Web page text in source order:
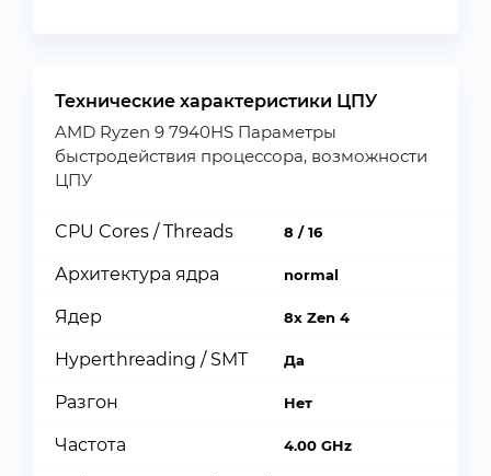
Технические характеристики ЦПУ
AMD Ryzen 9 7940HS Параметры
быстродействия процессора, возможности
ЦПУ
CPU Cores / Threads 8 / 16
Архитектура ядра normal
Ядер 8x Zen 4
Hyperthreading / SMT Да
Разгон Нет
Частота 4.00 GHz